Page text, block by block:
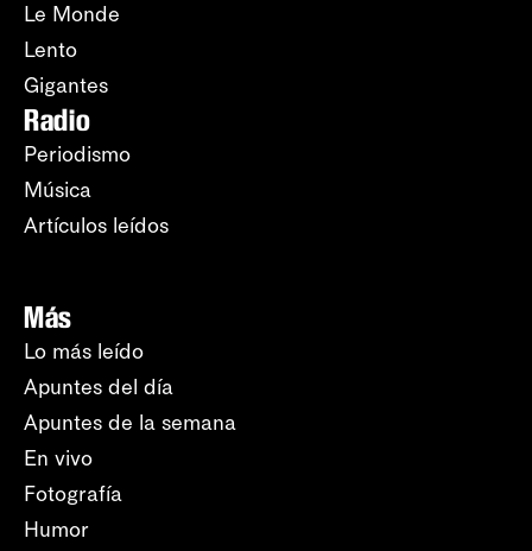
Le Monde
Lento
Gigantes
Radio
Periodismo
Música
Artículos leídos
Más
Lo más leído
Apuntes del día
Apuntes de la semana
En vivo
Fotografía
Humor